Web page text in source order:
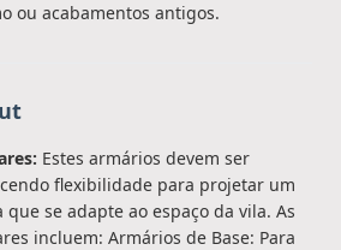
ou acabamentos antigos.
Estes armários devem ser
flexibilidade para projetar um
se adapte ao espaço da vila. As
incluem: Armários de Base: Para